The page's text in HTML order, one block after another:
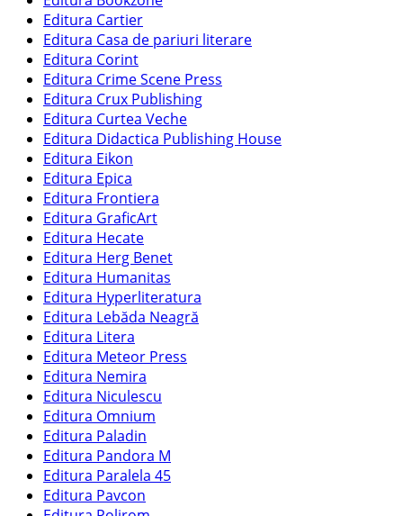
Editura Cartier
Editura Casa de pariuri literare
Editura Corint
Editura Crime Scene Press
Editura Crux Publishing
Editura Curtea Veche
Editura Didactica Publishing House
Editura Eikon
Editura Epica
Editura Frontiera
Editura GraficArt
Editura Hecate
Editura Herg Benet
Editura Humanitas
Editura Hyperliteratura
Editura Lebăda Neagră
Editura Litera
Editura Meteor Press
Editura Nemira
Editura Niculescu
Editura Omnium
Editura Paladin
Editura Pandora M
Editura Paralela 45
Editura Pavcon